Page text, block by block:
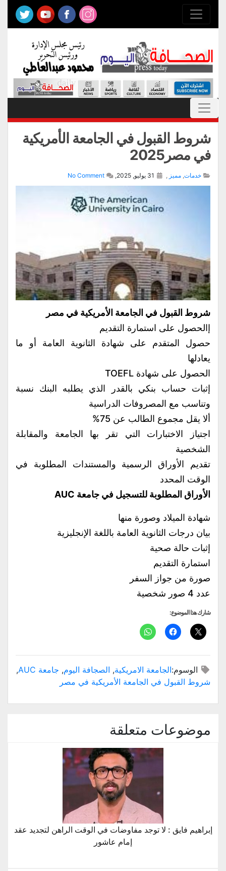
شروط القبول في الجامعة الأمريكية
في مصر2025
خدمات, مميز ,
No Comment
شروط القبول في الجامعة الأمريكية في مصر
إالحصول على استمارة التقديم
حصول المتقدم على شهادة الثانوية العامة أو ما
يعادلها
الحصول على شهادة TOEFL
إثبات حساب بنكي بالقدر الذي يطلبه البنك نسبة
وتناسب مع المصروفات الدراسية
ألا يقل مجموع الطالب عن 75%
اجتياز الاختبارات التي تقر بها الجامعة والمقابلة
الشخصية
تقديم الأوراق الرسمية والمستندات المطلوبة في
الوقت المحدد
الأوراق المطلوبة للتسجيل في جامعة AUC
شهادة الميلاد وصورة منها
بيان درجات الثانوية العامة باللغة الإنجليزية
إثبات حالة صحية
استمارة التقديم
صورة من جواز السفر
عدد 4 صور شخصية
شارك هذا الموضوع:
الوسوم:الجامعة الامريكية, الصجافة اليوم, جامعة AUC
,
شروط القبول في الجامعة الأمريكية في مصر
موضوعات متعلقة
إبراهيم فايق : لا توجد مفاوضات في الوقت الراهن لتجديد عقد
إمام عاشور